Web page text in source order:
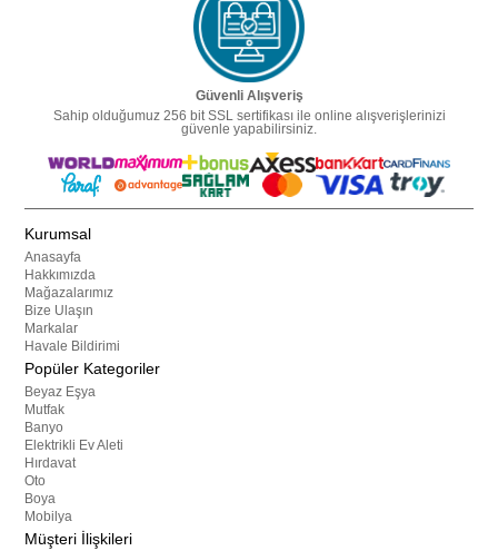
Güvenli Alışveriş
Sahip olduğumuz 256 bit SSL sertifikası ile online alışverişlerinizi
güvenle yapabilirsiniz.
Kurumsal
Anasayfa
Hakkımızda
Mağazalarımız
Bize Ulaşın
Markalar
Havale Bildirimi
Popüler Kategoriler
Beyaz Eşya
Mutfak
Banyo
Elektrikli Ev Aleti
Hırdavat
Oto
Boya
Mobilya
Müşteri İlişkileri